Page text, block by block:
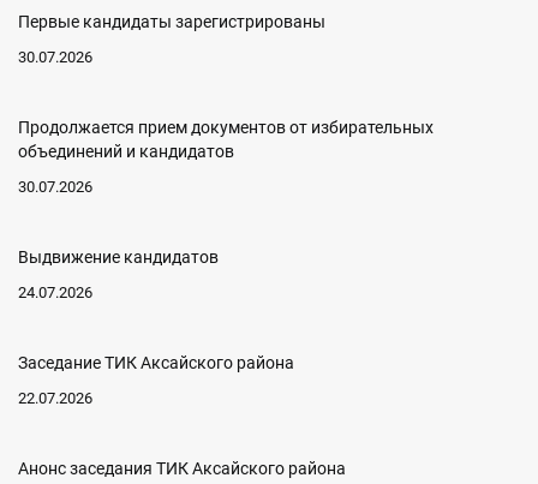
Первые кандидаты зарегистрированы
30.07.2026
Продолжается прием документов от избирательных
объединений и кандидатов
30.07.2026
Выдвижение кандидатов
24.07.2026
Заседание ТИК Аксайского района
22.07.2026
Анонс заседания ТИК Аксайского района